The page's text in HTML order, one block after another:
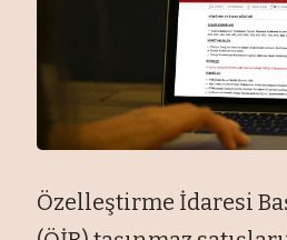
Özelleştirme İdaresi